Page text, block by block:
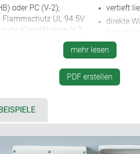
oder PC (V-2);
Flammschutz UL 94 5V
die Klassifikation V-2
vertieft
direkte
optional
mehr lesen
PDF erstellen